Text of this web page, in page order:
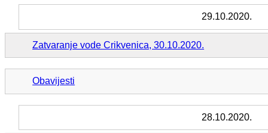
29.10.2020.
Zatvaranje vode Crikvenica, 30.10.2020.
Obavijesti
28.10.2020.